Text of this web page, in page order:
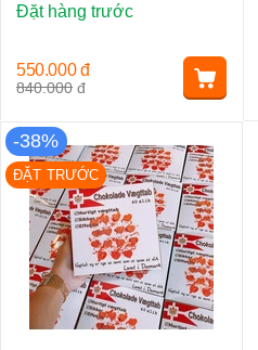
Đặt hàng trước
840.000 đ
550.000 đ
-38%
ĐẶT TRƯỚC